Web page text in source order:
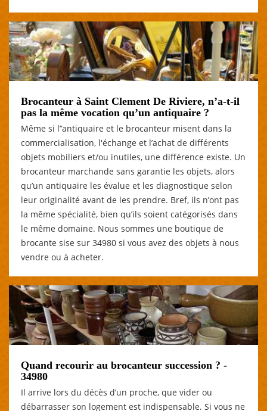
Brocanteur à Saint Clement De Riviere, n’a-t-il
pas la même vocation qu’un antiquaire ?
Même si l’’antiquaire et le brocanteur misent dans la
commercialisation, l'échange et l’achat de différents
objets mobiliers et/ou inutiles, une différence existe. Un
brocanteur marchande sans garantie les objets, alors
qu’un antiquaire les évalue et les diagnostique selon
leur originalité avant de les prendre. Bref, ils n’ont pas
la même spécialité, bien qu’ils soient catégorisés dans
le même domaine. Nous sommes une boutique de
brocante sise sur 34980 si vous avez des objets à nous
vendre ou à acheter.
Quand recourir au brocanteur succession ? -
34980
Il arrive lors du décès d’un proche, que vider ou
débarrasser son logement est indispensable. Si vous ne